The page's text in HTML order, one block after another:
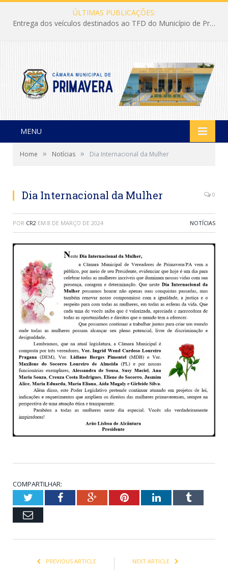
ÚLTIMAS PUBLICAÇÕES:
Entrega dos veículos destinados ao TFD do Município de Primavera
MENU
Home » Notícias » Dia Internacional da Mulher
Dia Internacional da Mulher 0
POR CR2 EM 8 DE MARÇO DE 2024 NOTÍCIAS
COMPARTILHAR:
TwitterFacebookGoogle+PinterestLinkedInTumblr
Email
PREVIOUS ARTICLE NEXT ARTICLE